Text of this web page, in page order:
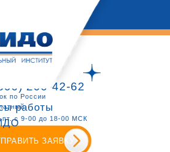
200-42-62
по России
ЗАЯВКУ
работы
пт. с 9-00 до 18-00 МСК